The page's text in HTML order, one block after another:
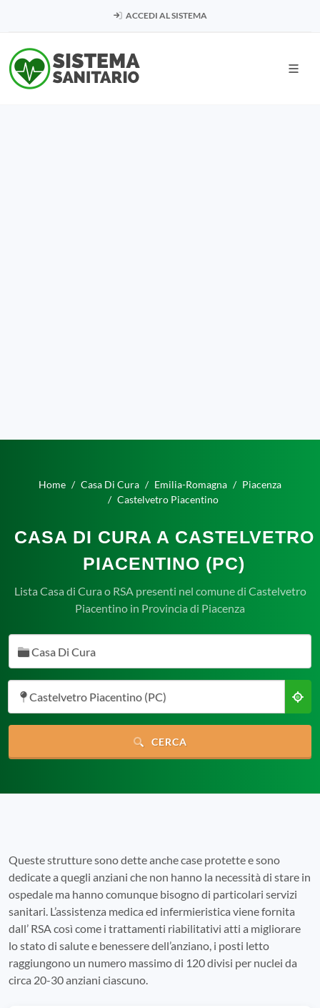
ACCEDI AL SISTEMA
Home Casa Di Cura Emilia-Romagna
Piacenza
Castelvetro Piacentino
CASA DI CURA A CASTELVETRO
PIACENTINO (PC)
Lista Casa di Cura o RSA presenti nel comune di Castelvetro
Piacentino in Provincia di Piacenza
Casa Di Cura
Castelvetro Piacentino (PC)
CERCA
Queste strutture sono dette anche case protette e sono
dedicate a quegli anziani che non hanno la necessità di stare in
ospedale ma hanno comunque bisogno di particolari servizi
sanitari. L’assistenza medica ed infermieristica viene fornita
dall’ RSA così come i trattamenti riabilitativi atti a migliorare
lo stato di salute e benessere dell’anziano, i posti letto
raggiungono un numero massimo di 120 divisi per nuclei da
circa 20-30 anziani ciascuno.